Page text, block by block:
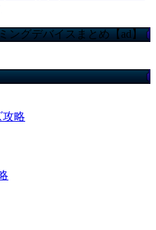
ングデバイスまとめ【ad】
攻略